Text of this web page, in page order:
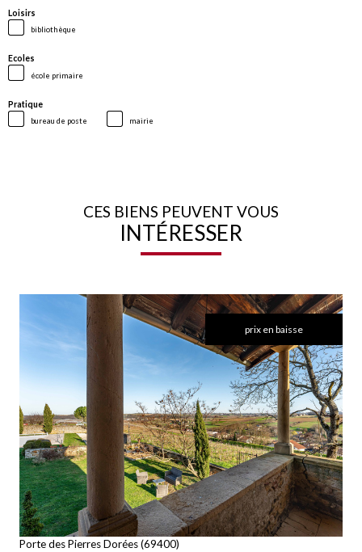
Loisirs
bibliothèque
Ecoles
école primaire
Pratique
bureau de poste mairie
CES BIENS PEUVENT VOUS
INTÉRESSER
prix en baisse
voir le bien
Porte des Pierres Dorées (69400)